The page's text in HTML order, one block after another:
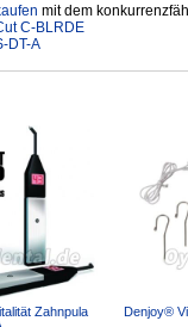
mit dem
C-BLRDE
DT-A
Zahnpula
Denjoy®